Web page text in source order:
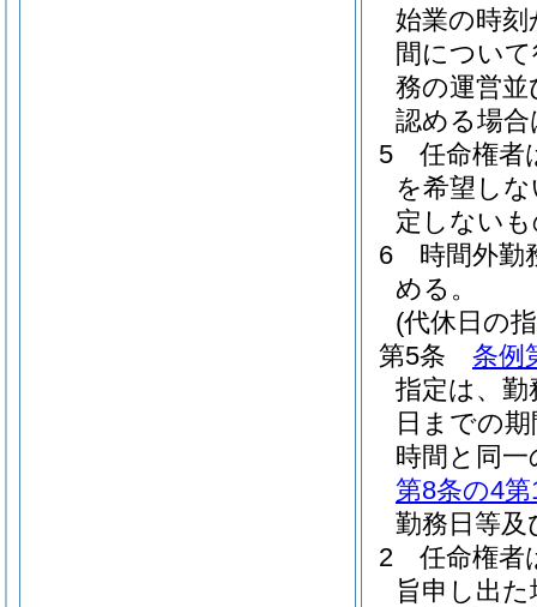
始業の時
間につい
務の運営
認める場
5
任命権者
を希望し
定しない
6
時間外勤
める。
(代休日の
第5条
条例
指定は、
日までの
時間と同
第8条の4第
勤務日等及
2
任命権者
旨申し出